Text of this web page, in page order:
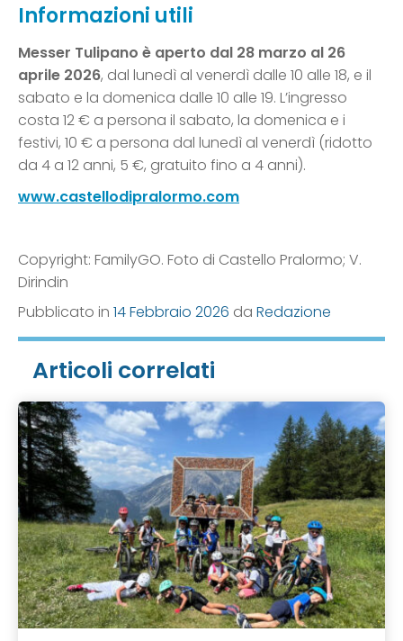
Informazioni utili
Messer Tulipano è aperto dal 28 marzo al 26
aprile 2026, dal lunedì al venerdì dalle 10 alle 18, e il
sabato e la domenica dalle 10 alle 19. L’ingresso
costa 12 € a persona il sabato, la domenica e i
festivi, 10 € a persona dal lunedì al venerdì (ridotto
da 4 a 12 anni, 5 €, gratuito fino a 4 anni).
www.castellodipralormo.com
Copyright: FamilyGO. Foto di Castello Pralormo; V.
Dirindin
Pubblicato in 14 Febbraio 2026 da Redazione
Articoli correlati